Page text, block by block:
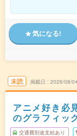
気になる!
未読 掲載日 2026/08/04
アニメ好き必
のグラフィッ
交通費別途支給あり